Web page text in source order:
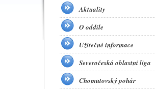
Aktuality
O oddíle
Užitečné informace
Severočeská oblastní liga
Chomutovský pohár